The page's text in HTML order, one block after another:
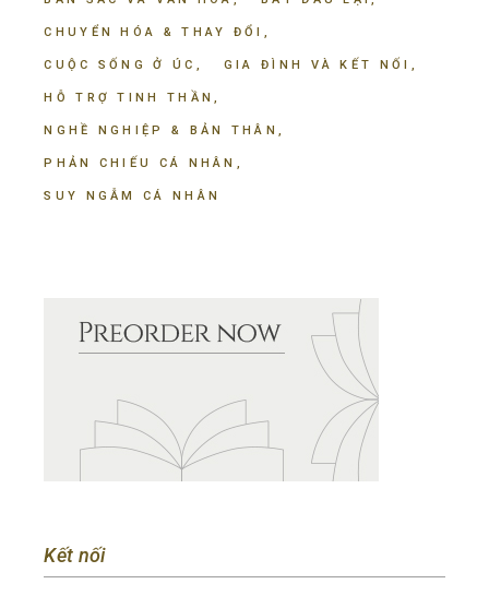
CHUYỂN HÓA & THAY ĐỔI
CUỘC SỐNG Ở ÚC GIA ĐÌNH VÀ KẾT NỐI
HỖ TRỢ TINH THẦN
NGHỀ NGHIỆP & BẢN THÂN
PHẢN CHIẾU CÁ NHÂN
SUY NGẪM CÁ NHÂN
Kết nối